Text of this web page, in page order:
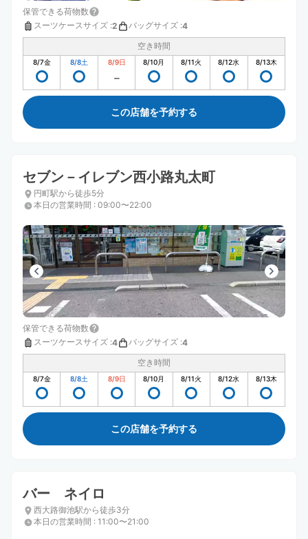
保管できる荷物数
スーツケースサイズ :2 バッグサイズ :4
空き時間
8/7金 8/8土 8/9日 8/10月 8/11火 8/12水 8/13木
この店舗を予約する
セブン－イレブン西小路丸太町
円町駅から徒歩5分
本日の営業時間 : 09:00〜22:00
保管できる荷物数
スーツケースサイズ :4 バッグサイズ :4
空き時間
8/7金 8/8土 8/9日 8/10月 8/11火 8/12水 8/13木
この店舗を予約する
バー ネイロ
西大路御池駅から徒歩3分
本日の営業時間 : 11:00〜21:00